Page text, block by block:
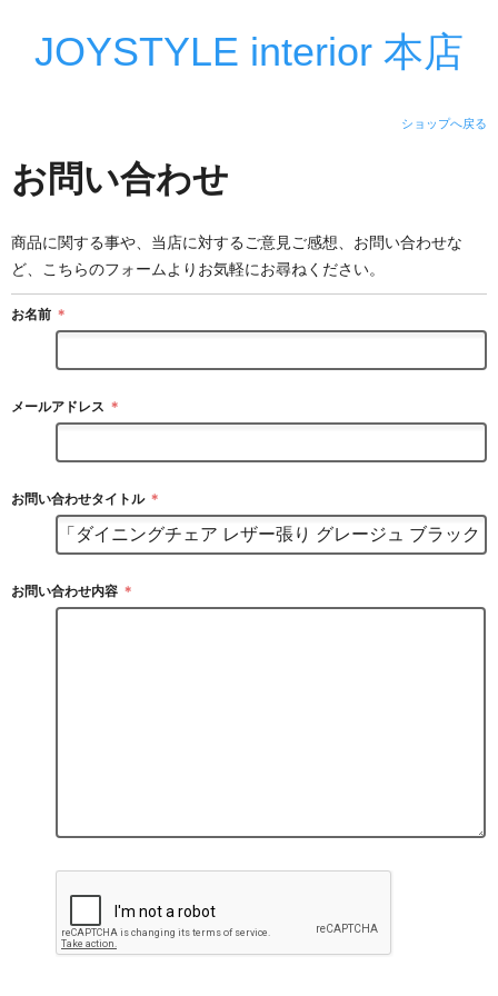
JOYSTYLE interior 本店
ショップへ戻る
お問い合わせ
商品に関する事や、当店に対するご意見ご感想、お問い合わせな
ど、こちらのフォームよりお気軽にお尋ねください。
お名前 ＊
メールアドレス ＊
お問い合わせタイトル ＊
お問い合わせ内容 ＊